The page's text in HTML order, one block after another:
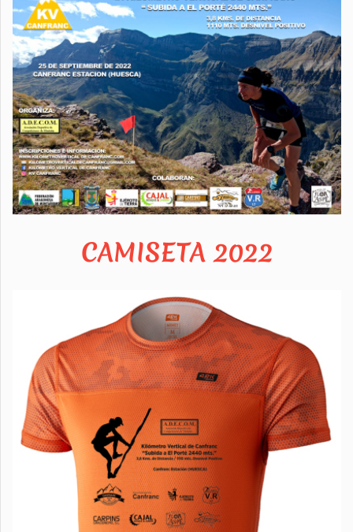
CAMISETA 2022